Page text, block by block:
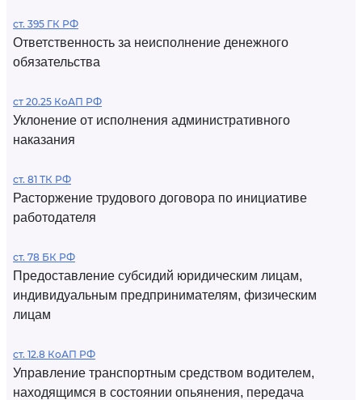
ст. 395 ГК РФ
Ответственность за неисполнение денежного
обязательства
ст 20.25 КоАП РФ
Уклонение от исполнения административного
наказания
ст. 81 ТК РФ
Расторжение трудового договора по инициативе
работодателя
ст. 78 БК РФ
Предоставление субсидий юридическим лицам,
индивидуальным предпринимателям, физическим
лицам
ст. 12.8 КоАП РФ
Управление транспортным средством водителем,
находящимся в состоянии опьянения, передача